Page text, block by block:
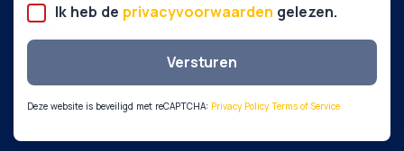
Ik heb de privacyvoorwaarden gelezen.
Versturen
Deze website is beveiligd met reCAPTCHA: Privacy Policy Terms of Service